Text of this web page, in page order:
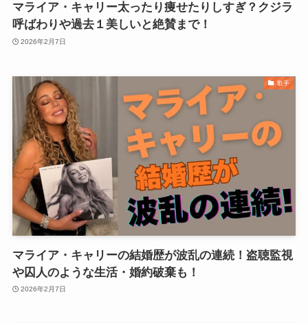
マライア・キャリー太ったり痩せたりしすぎ？クジラ
呼ばわりや過去１美しいと絶賛まで！
2026年2月7日
歌手
マライア・キャリーの結婚歴が波乱の連続！盗聴監視
や囚人のような生活・婚約破棄も！
2026年2月7日